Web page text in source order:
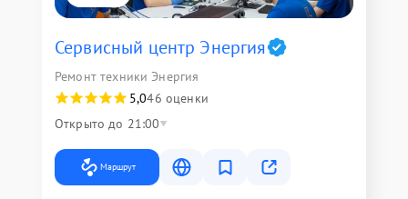
Сервисный центр Энергия
Ремонт техники Энергия
5,046 оценки
Открыто до 21:00
Маршрут